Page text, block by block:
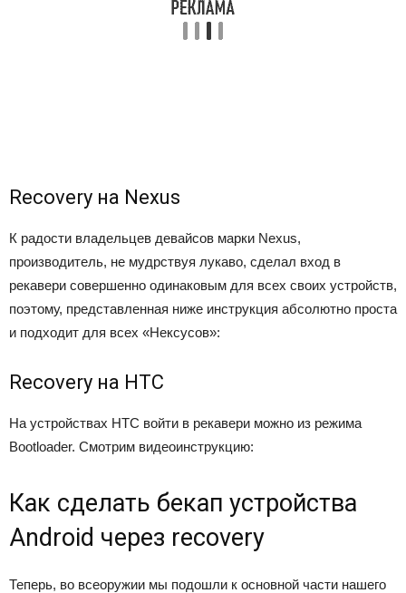
Recovery на Nexus
К радости владельцев девайсов марки Nexus,
производитель, не мудрствуя лукаво, сделал вход в
рекавери совершенно одинаковым для всех своих устройств,
поэтому, представленная ниже инструкция абсолютно проста
и подходит для всех «Нексусов»:
Recovery на HTC
На устройствах HTC войти в рекавери можно из режима
Bootloader. Смотрим видеоинструкцию:
Как сделать бекап устройства
Android через recovery
Теперь, во всеоружии мы подошли к основной части нашего